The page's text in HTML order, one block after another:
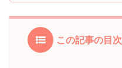
この記事の目次